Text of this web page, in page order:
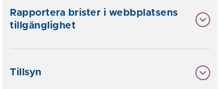
Rapportera brister i webbplatsens
tillgänglighet
Tillsyn